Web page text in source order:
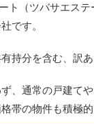
ト（ツバサエス
です。
持分を含む、訳
、通常の戸建て
帯の物件も積極